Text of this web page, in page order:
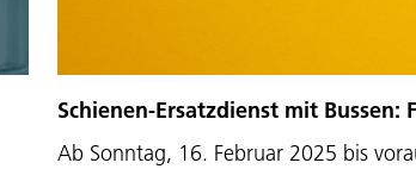
Schienen-Ersatzdienst mit
Ab Sonntag, 16. Februar 2025 bis